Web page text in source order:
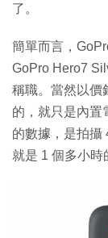
了。
簡單而言，
GoPro Hero7
稱職。當然以價
的，就只是內置
的數據，是拍攝
就是 1 個多小時